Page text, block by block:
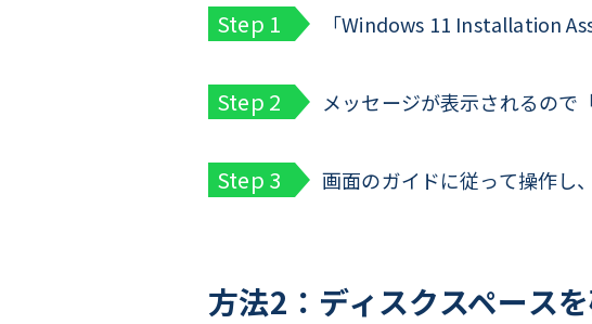
「Windows 11 Installation
メッセージが表示されるので
画面のガイドに従って操作し
方法2：ディスクスペース